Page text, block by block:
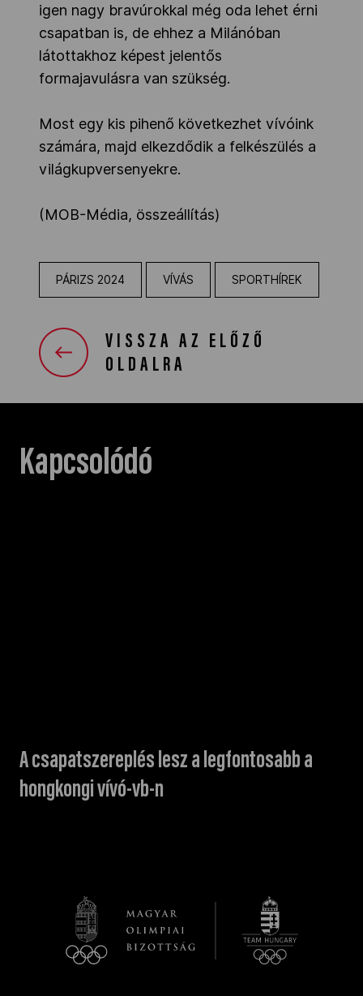
igen nagy bravúrokkal még oda lehet érni
csapatban is, de ehhez a Milánóban
látottakhoz képest jelentős
formajavulásra van szükség.
Most egy kis pihenő következhet vívóink
számára, majd elkezdődik a felkészülés a
világkupversenyekre.
(MOB-Média, összeállítás)
PÁRIZS 2024 VÍVÁS SPORTHÍREK
VISSZA AZ ELŐZŐ
OLDALRA
Kapcsolódó
A csapatszereplés lesz a legfontosabb a
hongkongi vívó-vb-n